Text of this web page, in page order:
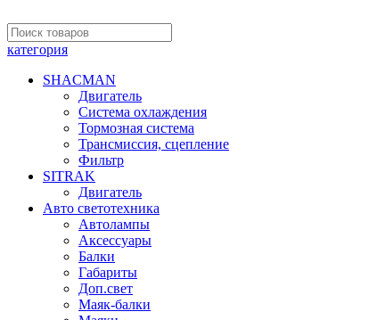
категория
SHACMAN
Двигатель
Система охлаждения
Тормозная система
Трансмиссия, сцепление
Фильтр
SITRAK
Двигатель
Авто светотехника
Автолампы
Аксессуары
Балки
Габариты
Доп.свет
Маяк-балки